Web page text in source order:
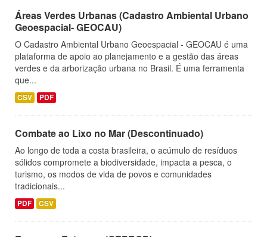
Áreas Verdes Urbanas (Cadastro Ambiental Urbano
Geoespacial- GEOCAU)
O Cadastro Ambiental Urbano Geoespacial - GEOCAU é uma
plataforma de apoio ao planejamento e a gestão das áreas
verdes e da arborização urbana no Brasil. É uma ferramenta
que...
CSV PDF
Combate ao Lixo no Mar (Descontinuado)
Ao longo de toda a costa brasileira, o acúmulo de resíduos
sólidos compromete a biodiversidade, impacta a pesca, o
turismo, os modos de vida de povos e comunidades
tradicionais...
PDF CSV